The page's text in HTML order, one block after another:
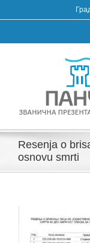
to
Resenja o
osnovu smrti